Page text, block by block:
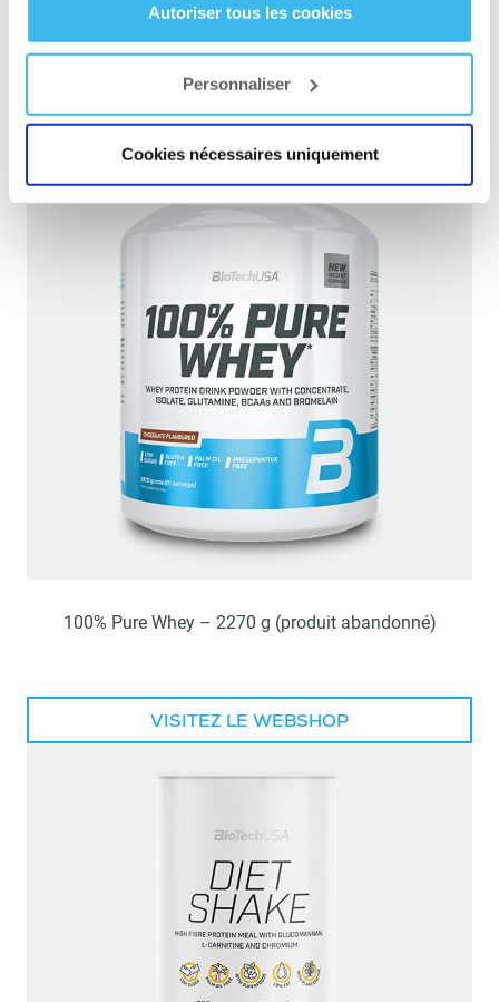
Autoriser tous les cookies
Personnaliser
Cookies nécessaires uniquement
permettra de maintenir un corps tonique, musclé
mais aussi beaucoup plus sec…
100% Pure Whey – 2270 g (produit abandonné)
VISITEZ LE WEBSHOP